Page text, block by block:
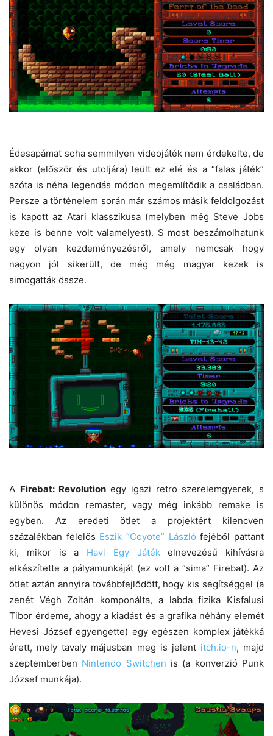
Édesapámat soha semmilyen videojáték nem érdekelte, de
akkor (először és utoljára) leült ez elé és a “falas játék”
azóta is néha legendás módon megemlítődik a családban.
Persze a történelem során már számos másik feldolgozást
is kapott az Atari klasszikusa (melyben még Steve Jobs
keze is benne volt valamelyest). S most beszámolhatunk
egy olyan kezdeményezésről, amely nemcsak hogy
nagyon jól sikerült, de még még magyar kezek is
simogatták össze.
A Firebat: Revolutionegy igazi retro szerelemgyerek, s
különös módon remaster, vagy még inkább remake is
egyben. Az eredeti ötlet a projektért kilencven
százalékban felelős Eszik “Coyote” László fejéből pattant
ki, mikor is a Havi Egy Játékelnevezésű kihívásra
elkészítette a pályamunkáját (ez volt a “sima” Firebat). Az
ötlet aztán annyira továbbfejlődött, hogy kis segítséggel (a
zenét Végh Zoltán komponálta, a labda fizika Kisfalusi
Tibor érdeme, ahogy a kiadást és a grafika néhány elemét
Hevesi József egyengette) egy egészen komplex játékká
érett, mely tavaly májusban meg is jelent itch.io-n, majd
szeptemberben Nintendo Switchen is (a konverzió Punk
József munkája).